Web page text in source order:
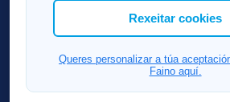
Rexeitar cookies
Queres personalizar a túa
Faino aquí.
ACORUÑAXA
FERROLXA
OURENSEXA